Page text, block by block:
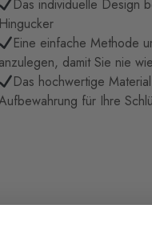
Das individuelle Design
Hingucker
Eine einfache Methode
anzulegen, damit Sie nie
Das hochwertige
für Ihre